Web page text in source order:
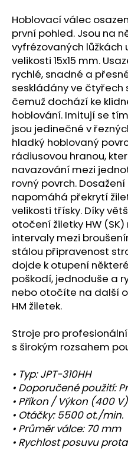
Hoblovací válec
první pohled. Jsou na
vyfrézovaných lůžkách
velikosti 15x15 mm.
rychlé, snadné a
seskládány ve čtyřech
čemuž dochází ke
hoblování. Imitují se
jsou jedinečné v
hladký hoblovaný
rádiusovou hranou,
navazování mezi
rovný povrch.
napomáhá překrytí
velikosti třísky. Díky
otočení žiletky HW
intervaly mezi
stálou připravenost
dojde k otupení
poškodí, jednoduše a
nebo otočíte na další
HM žiletek.
Stroje pro
s širokým rozsahem
• Typ: JPT-310HH
• Doporučené použití:
• Příkon / Výkon (400
• Otáčky: 5500 ot./min.
• Průměr válce: 70 mm
• Rychlost posuvu